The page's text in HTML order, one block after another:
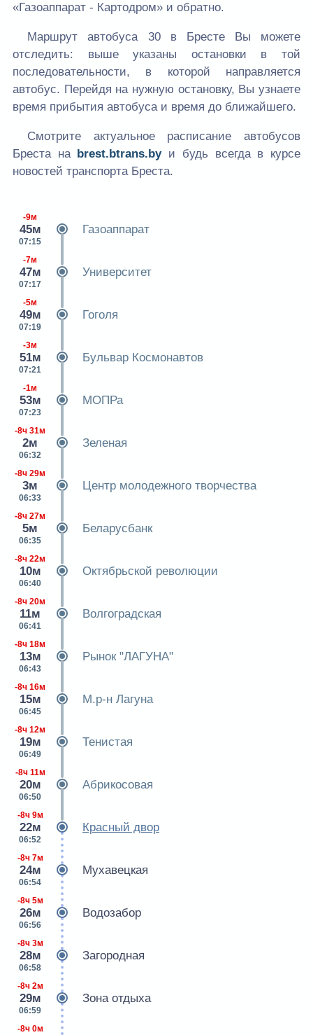
«Газоаппарат - Картодром» и обратно.
Маршрут автобуса 30 в Бресте Вы можете
отследить: выше указаны остановки в той
последовательности, в которой направляется
автобус. Перейдя на нужную остановку, Вы узнаете
время прибытия автобуса и время до ближайшего.
Смотрите актуальное расписание автобусов
Бреста на brest.btrans.byи будь всегда в курсе
новостей транспорта Бреста.
-9м
45м
07:15
Газоаппарат
-7м
47м
07:17
Университет
-5м
49м
07:19
Гоголя
-3м
51м
07:21
Бульвар Космонавтов
-1м
53м
07:23
МОПРа
-8ч 31м
2м
06:32
Зеленая
-8ч 29м
3м
06:33
Центр молодежного творчества
-8ч 27м
5м
06:35
Беларусбанк
-8ч 22м
10м
06:40
Октябрьской революции
-8ч 20м
11м
06:41
Волгоградская
-8ч 18м
13м
06:43
Рынок "ЛАГУНА"
-8ч 16м
15м
06:45
М.р-н Лагуна
-8ч 12м
19м
06:49
Тенистая
-8ч 11м
20м
06:50
Абрикосовая
-8ч 9м
22м
06:52
Красный двор
-8ч 7м
24м
06:54
Мухавецкая
-8ч 5м
26м
06:56
Водозабор
-8ч 3м
28м
06:58
Загородная
-8ч 2м
29м
06:59
Зона отдыха
-8ч 0м